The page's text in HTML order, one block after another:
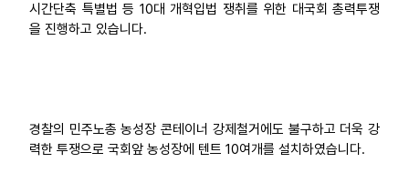
시간단축 특별법 등 10대 개혁입법 쟁취를 위한 대국회 총력투쟁
을 진행하고 있습니다.
경찰의 민주노총 농성장 콘테이너 강제철거에도 불구하고 더욱 강
력한 투쟁으로 국회앞 농성장에 텐트 10여개를 설치하였습니다.